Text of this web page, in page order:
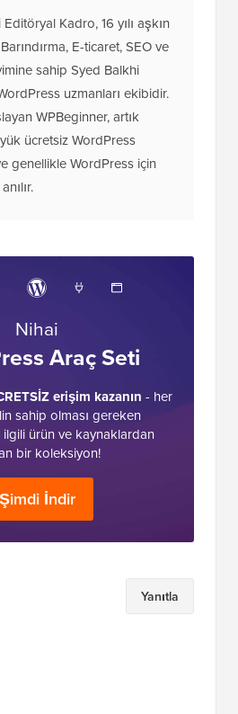
uzmanları ekibidir.
WPBeginner, artık
ücretsiz WordPress
genellikle WordPress için
Nihai
Araç Seti
sahip olması gereken
ilgili ürün ve kaynaklardan
bir koleksiyon!
İndir
ve arşiv listesiyle